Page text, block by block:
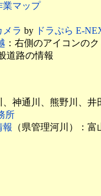
業マップ
メラ by ドラぷら E-
：右側のアイコンの
道路の情報
、神通川、熊野川、井
所
報
（県管理河川）：